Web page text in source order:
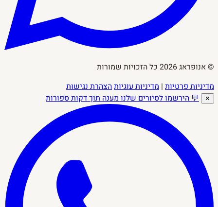
© אנופראג 2026 כל הזכויות שמורות
מדיניות פרטיות | מדיניות עוגיותהצהרת נגישות
✕ 💬 הירשמו לסיורים שלנומענה תוך דקות ספורות